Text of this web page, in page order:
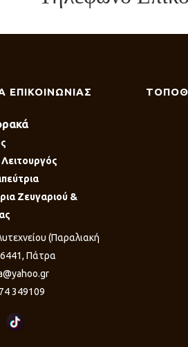
ΕΠΙΚΟΙΝΩΝΙΑΣ
Λειτουργός
Ζευγαριού &
(Παραλιακή
Πάτρα
349109